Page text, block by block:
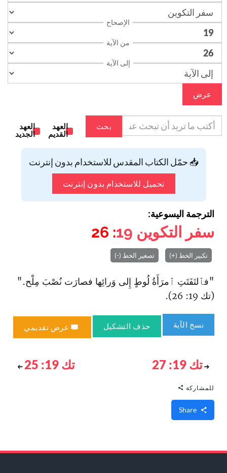
الإصحاح
من الآية
إلى الآية
عرض
بحث
العهد
القديم
العهد
الجديد
📥 حمّل الكتاب المقدس للاستخدام بدون إنترنت
تحميل للاستخدام بدون إنترنت
الترجمة اليسوعية:
سفر التكوين 19
: 26
تكبير الخط (+) تصغير الخط (-)
"فٱلتَفَتَتِ ٱمرَأَةُ لُوطٍ إِلى وَرائِها فصارَت نُصْبَ مِلْح."
(تك 19: 26).
نسخ الآية حذف التشكيل عرض تقديمي
تك 19: 27 تك 19: 25
للمشاركة